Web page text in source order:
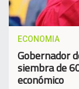
ECONOMIA
Gobernador
siembra de
económico